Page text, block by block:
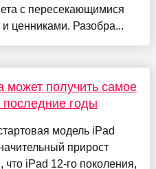
с пересекающимися
ценниками. Разобра...
может получить самое
последние годы
модель iPad
прирост
что iPad 12-го поколения,